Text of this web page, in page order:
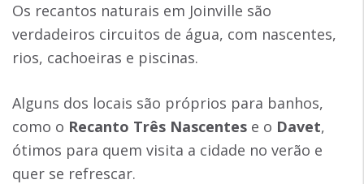
Os recantos naturais em Joinville são
verdadeiros circuitos de água, com nascentes,
rios, cachoeiras e piscinas.
Alguns dos locais são próprios para banhos,
como o Recanto Três Nascentes e o Davet,
ótimos para quem visita a cidade no verão e
quer se refrescar.